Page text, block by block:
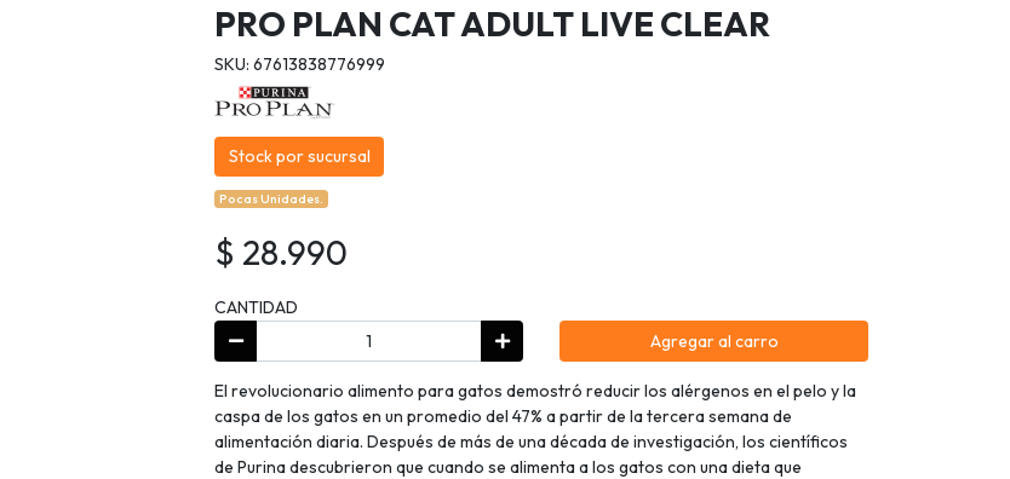
PRO PLAN CAT ADULT LIVE CLEAR
SKU: 67613838776999
Stock por sucursal
Pocas Unidades.
$ 28.990
CANTIDAD
Agregar al carro
El revolucionario alimento para gatos demostró reducir los alérgenos en el pelo y la
caspa de los gatos en un promedio del 47% a partir de la tercera semana de
alimentación diaria. Después de más de una década de investigación, los científicos
de Purina descubrieron que cuando se alimenta a los gatos con una dieta que